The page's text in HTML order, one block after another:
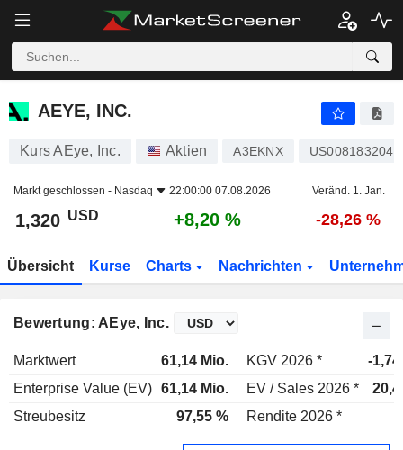
AEYE, INC.
AEYE, INC.
Kurs AEye, Inc. Aktien A3EKNX US0081832042
Markt geschlossen - Nasdaq 22:00:00 07.08.2026 Veränd. 1. Jan.
1,320 USD +8,20 % -28,26 %
Übersicht Kurse Charts Nachrichten
Bewertung: AEye, Inc.
Marktwert 61,14 Mio. KGV 2026 *
-
Enterprise Value (EV) 61,14 Mio. EV / Sales 2026 *
Streubesitz
97,55 % Rendite 2026 *